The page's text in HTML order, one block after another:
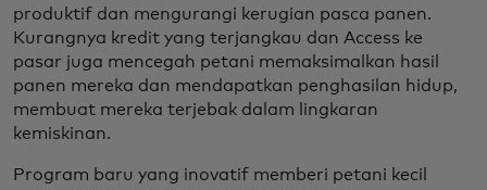
produktif dan mengurangi kerugian pasca panen.
Kurangnya kredit yang terjangkau dan Access ke
pasar juga mencegah petani memaksimalkan hasil
panen mereka dan mendapatkan penghasilan hidup,
membuat mereka terjebak dalam lingkaran
kemiskinan.
Program baru yang inovatif memberi petani kecil